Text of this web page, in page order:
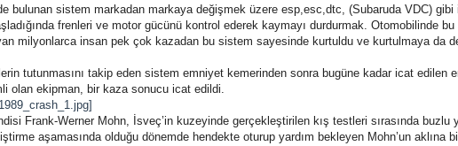
bulunan sistem markadan markaya değişmek üzere esp,esc,dtc, (Subaruda VDC) gibi
frenleri ve motor gücünü kontrol ederek kaymayı durdurmak. Otomobilinde bu
milyonlarca insan pek çok kazadan bu sistem sayesinde kurtuldu ve kurtulmaya da
tutunmasını takip eden sistem emniyet kemerinden sonra bugüne kadar icat edilen
olan ekipman, bir kaza sonucu icat edildi.
Frank-Werner Mohn, İsveç’in kuzeyinde gerçekleştirilen kış testleri sırasında buzlu
aşamasında olduğu dönemde hendekte oturup yardım bekleyen Mohn’un aklına